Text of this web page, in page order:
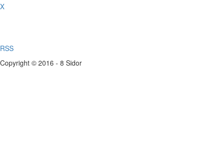
X
RSS
Copyright © 2016 - 8 Sidor